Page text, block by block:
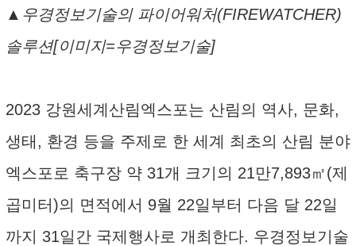
▲우경정보기술의 파이어워처(FIREWATCHER)
솔루션[이미지=우경정보기술]
2023 강원세계산림엑스포는 산림의 역사, 문화,
생태, 환경 등을 주제로 한 세계 최초의 산림 분야
엑스포로 축구장 약 31개 크기의 21만7,893㎡(제
곱미터)의 면적에서 9월 22일부터 다음 달 22일
까지 31일간 국제행사로 개최한다. 우경정보기술